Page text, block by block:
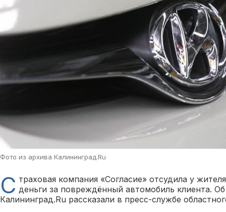
Фото из архива Калининград.Ru
С траховая компания «Согласие» отсудила у
деньги за повреждённый автомобиль клиента.
Калининград.Ru рассказали в пресс-службе